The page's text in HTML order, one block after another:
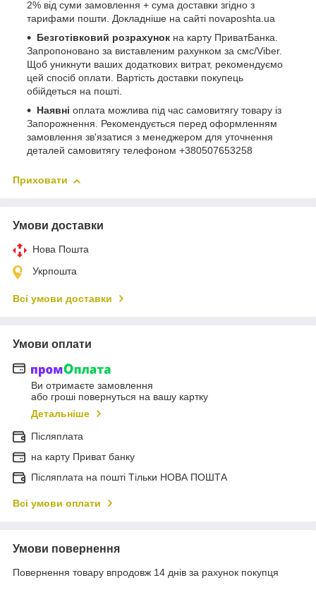
2% від суми замовлення + сума доставки згідно з
тарифами пошти. Докладніше на сайті novaposhta.ua
Безготівковий розрахунок на карту ПриватБанка.
Запропоновано за виставленим рахунком за смс/Viber.
Щоб уникнути ваших додаткових витрат, рекомендуємо
цей спосіб оплати. Вартість доставки покупець
обійдеться на пошті.
Наявні оплата можлива під час самовитягу товару із
Запорожнення. Рекомендується перед оформленням
замовлення зв'язатися з менеджером для уточнення
деталей самовитягу телефоном +380507653258
Приховати
Умови доставки
Нова Пошта
Укрпошта
Всі умови доставки
Умови оплати
Ви отримаєте замовлення
або гроші повернуться на вашу картку
Детальніше
Післяплата
на карту Приват банку
Післяплата на пошті Тільки НОВА ПОШТА
Всі умови оплати
Умови повернення
Повернення товару впродовж 14 днів за рахунок покупця